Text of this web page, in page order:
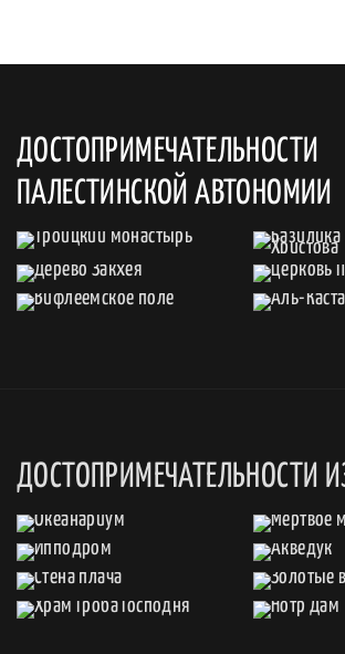
ДОСТОПРИМЕЧАТЕЛЬНОСТИ
ПАЛЕСТИНСКОЙ АВТОНОМИИ
ДОСТОПРИМЕЧАТЕЛЬНОСТИ